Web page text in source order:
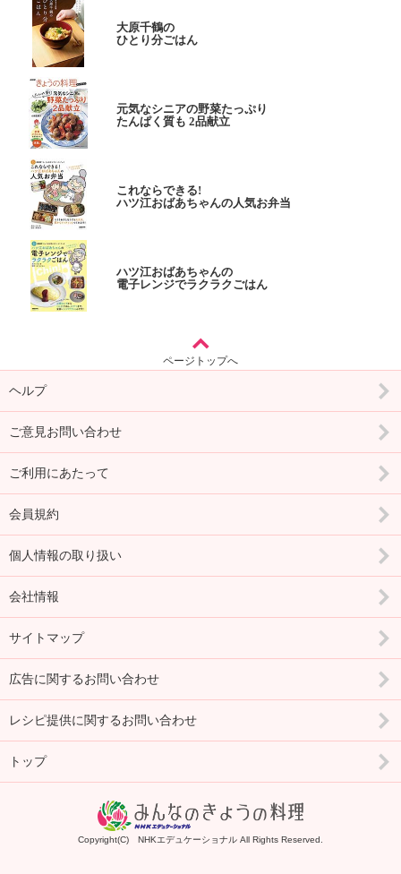
大原千鶴の
ひとり分ごはん
元気なシニアの野菜たっぷり
たんぱく質も 2品献立
これならできる!
ハツ江おばあちゃんの人気お弁当
ハツ江おばあちゃんの
電子レンジでラクラクごはん
ページトップへ
ヘルプ
ご意見お問い合わせ
ご利用にあたって
会員規約
個人情報の取り扱い
会社情報
サイトマップ
広告に関するお問い合わせ
レシピ提供に関するお問い合わせ
トップ
Copyright(C) NHKエデュケーショナル All Rights Reserved.